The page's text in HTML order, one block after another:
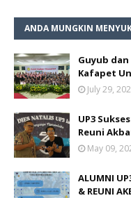
ANDA MUNGKIN
Guyub
Kafapet
July 29,
UP3
Reuni
May 09,
ALUMNI
& REUNI